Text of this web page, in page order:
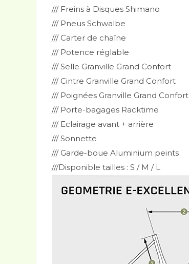
/// Freins à Disques Shimano
/// Pneus Schwalbe
/// Carter de chaîne
/// Potence réglable
/// Selle Granville Grand Confort
/// Cintre Granville Grand Confort
/// Poignées Granville Grand Confort
/// Porte-bagages Racktime
/// Eclairage avant + arrière
/// Sonnette
/// Garde-boue Aluminium peints
///Disponible tailles : S / M / L